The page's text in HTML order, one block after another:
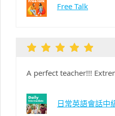
Free Talk
A perfect teacher!!!
日常英語會話中